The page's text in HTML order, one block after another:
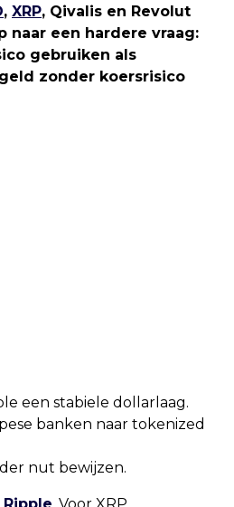
, XRP, Qivalis en Revolut
naar een hardere vraag:
gebruiken als
zonder koersrisico
een stabiele dollarlaag.
banken naar tokenized
nut bewijzen.